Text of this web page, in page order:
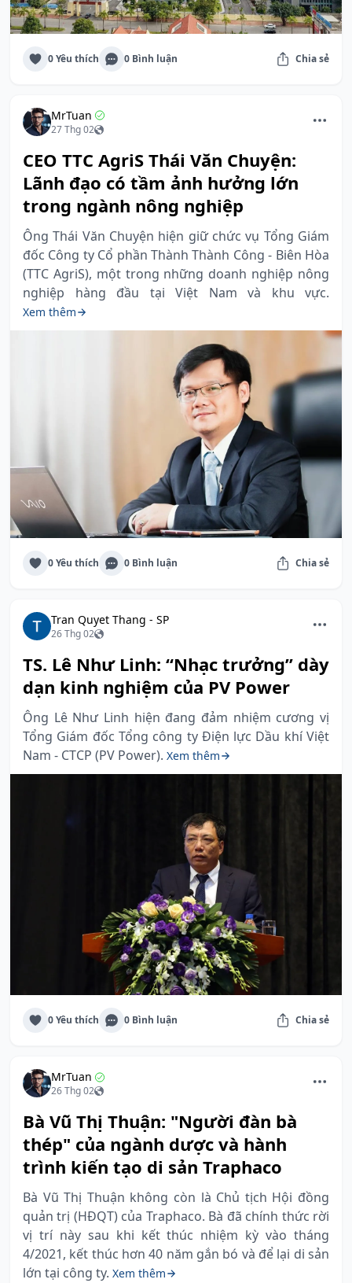
0 Yêu thích 0 Bình luận Chia sẻ
MrTuan
27 Thg 02
CEO TTC AgriS Thái Văn Chuyện:
Lãnh đạo có tầm ảnh hưởng lớn
trong ngành nông nghiệp
Ông Thái Văn Chuyện hiện giữ chức vụ Tổng Giám
đốc Công ty Cổ phần Thành Thành Công - Biên Hòa
(TTC AgriS), một trong những doanh nghiệp nông
nghiệp hàng đầu tại Việt Nam và khu vực.
Xem thêm
0 Yêu thích 0 Bình luận Chia sẻ
Tran Quyet Thang - SP
26 Thg 02
TS. Lê Như Linh: “Nhạc trưởng” dày
dạn kinh nghiệm của PV Power
Ông Lê Như Linh hiện đang đảm nhiệm cương vị
Tổng Giám đốc Tổng công ty Điện lực Dầu khí Việt
Nam - CTCP (PV Power). Xem thêm
0 Yêu thích 0 Bình luận Chia sẻ
MrTuan
26 Thg 02
Bà Vũ Thị Thuận: "Người đàn bà
thép" của ngành dược và hành
trình kiến tạo di sản Traphaco
Bà Vũ Thị Thuận không còn là Chủ tịch Hội đồng
quản trị (HĐQT) của Traphaco. Bà đã chính thức rời
vị trí này sau khi kết thúc nhiệm kỳ vào tháng
4/2021, kết thúc hơn 40 năm gắn bó và để lại di sản
lớn tại công ty. Xem thêm